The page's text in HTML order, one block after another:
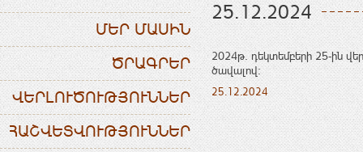
ՄԵՐ ՄԱՍԻՆ
ԾՐԱԳՐԵՐ
ՎԵՐԼՈՒԾՈՒԹՅՈՒՆՆԵՐ
ՀԱՇՎԵՏՎՈՒԹՅՈՒՆՆԵՐ
25.12.2024
2024թ. դեկտեմբերի 25-ին
ծավալով:
25.12.2024